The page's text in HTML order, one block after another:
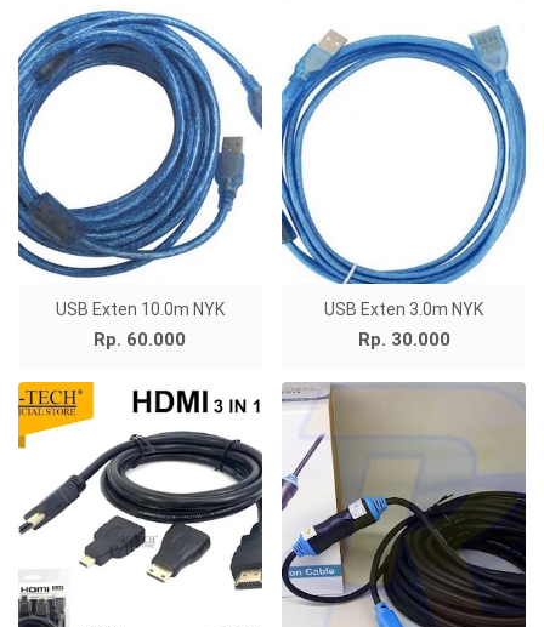
USB Exten 10.0m NYK
Rp. 60.000
USB Exten 3.0m NYK
Rp. 30.000